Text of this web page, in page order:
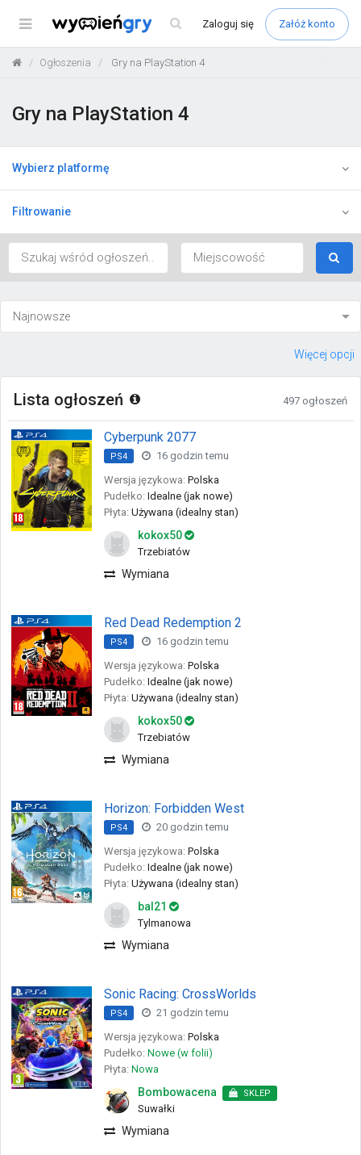
Menu Zaloguj się Załóż konto
Ogłoszenia Gry na PlayStation 4
Gry na PlayStation 4
Wybierz platformę
Filtrowanie
Więcej opcji
Lista ogłoszeń 497 ogłoszeń
Cyberpunk 2077
PS4
16 godzin temu
Wersja językowa: Polska
Pudełko: Idealne (jak nowe)
Płyta: Używana (idealny stan)
kokox50
Trzebiatów
Wymiana
Red Dead Redemption 2
PS4
16 godzin temu
Wersja językowa: Polska
Pudełko: Idealne (jak nowe)
Płyta: Używana (idealny stan)
kokox50
Trzebiatów
Wymiana
Horizon: Forbidden West
PS4
20 godzin temu
Wersja językowa: Polska
Pudełko: Idealne (jak nowe)
Płyta: Używana (idealny stan)
bal21
Tylmanowa
Wymiana
Sonic Racing: CrossWorlds
PS4
21 godzin temu
Wersja językowa: Polska
Pudełko: Nowe (w folii)
Płyta: Nowa
Bombowacena SKLEP
Suwałki
Wymiana